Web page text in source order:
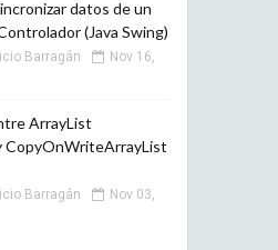
datos de un
(Java Swing)
Barragán
Nov 16,
ArrayList
CopyOnWriteArrayList
Barragán
Nov 03,